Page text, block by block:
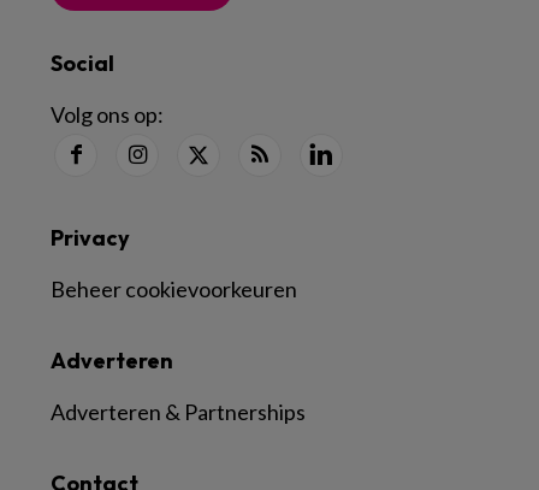
Social
Volg ons op:
Contact
Adverteren
Adverteren & Partnerships
Privacy
Beheer cookievoorkeuren